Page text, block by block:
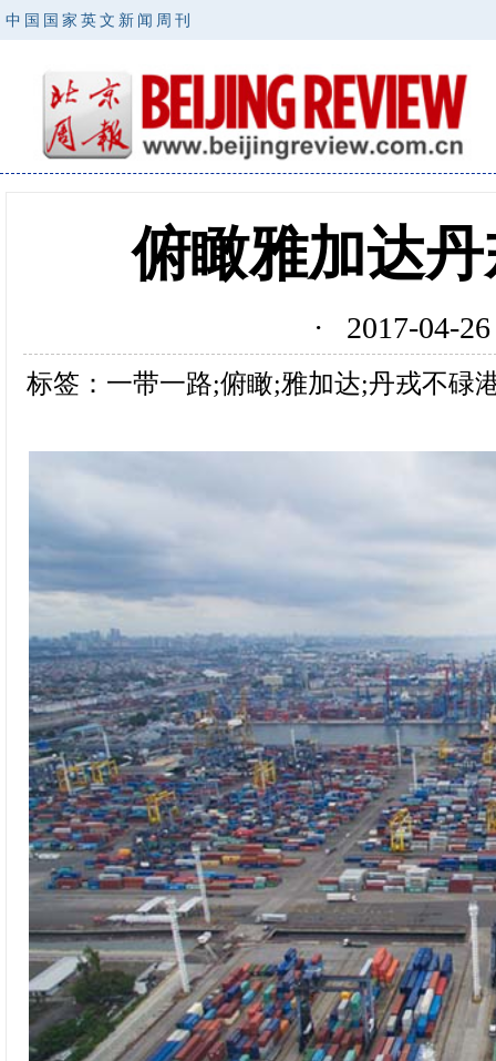
中国国家英文新闻周刊
俯瞰雅加达
· 2017-
标签：一带一路;俯瞰;雅加达;丹戎不碌